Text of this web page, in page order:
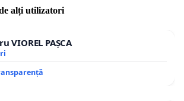
pentru chiria lunară.
ROMÂNILOR, LUNAR:
copii = 84 lei;
(pensia) socială pentru pensionari =
alți utilizatori
VIOREL PAȘCA